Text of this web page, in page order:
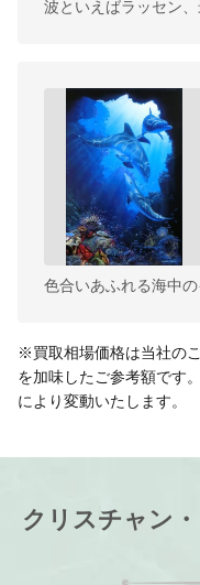
波といえばラッセン
色合いあふれる海中
※買取相場価格は当社の
を加味したご参考額です
により変動いたします。
クリスチャン